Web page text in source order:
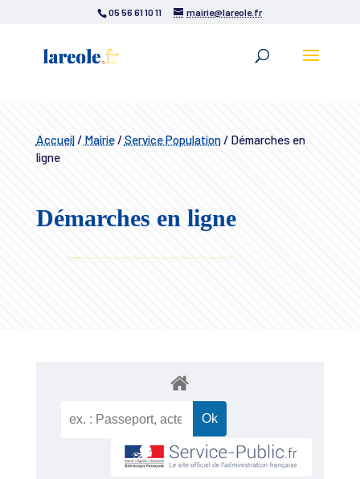
05 56 61 10 11 mairie@lareole.fr
Accueil/ Mairie/Service Population/Démarches en
ligne
Démarches en ligne